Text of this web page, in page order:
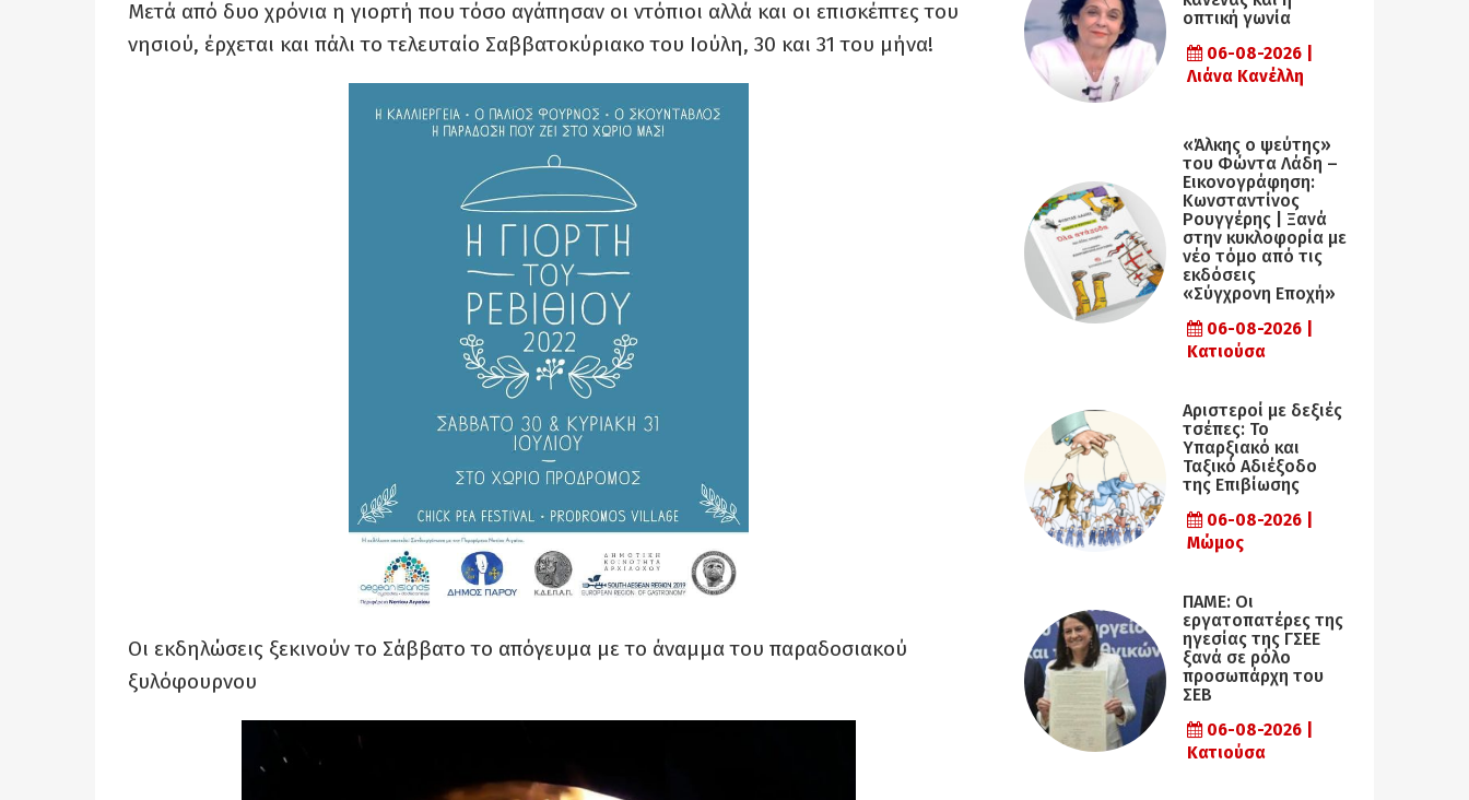
Μετά από δυο χρόνια η γιορτή που τόσο αγάπησαν οι ντόπιοι αλλά και οι επισκέπτες του
νησιού, έρχεται και πάλι το τελευταίο Σαββατοκύριακο του Ιούλη, 30 και 31 του μήνα!
Οι εκδηλώσεις ξεκινούν το Σάββατο το απόγευμα με το άναμμα του παραδοσιακού
ξυλόφουρνου
οπτική γωνία
06-08-2026 |
Λιάνα Κανέλλη
«Άλκης ο ψεύτης»
του Φώντα Λάδη –
Εικονογράφηση:
Κωνσταντίνος
Ρουγγέρης | Ξανά
στην κυκλοφορία με
νέο τόμο από τις
εκδόσεις
«Σύγχρονη Εποχή»
06-08-2026 |
Κατιούσα
Αριστεροί με δεξιές
τσέπες: Το
Υπαρξιακό και
Ταξικό Αδιέξοδο
της Επιβίωσης
06-08-2026 |
Μώμος
ΠΑΜΕ: Οι
εργατοπατέρες της
ηγεσίας της ΓΣΕΕ
ξανά σε ρόλο
προσωπάρχη του
ΣΕΒ
06-08-2026 |
Κατιούσα